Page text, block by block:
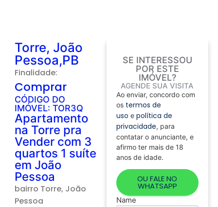
Torre, João
Pessoa,PB
Finalidade:
Comprar
CÓDIGO DO
IMÓVEL: TOR3Q
Apartamento
na Torre pra
Vender com 3
quartos 1 suíte
em João
Pessoa
bairro Torre, João
Pessoa
SE INTERESSOU
POR ESTE
IMÓVEL?
AGENDE SUA VISITA
Ao enviar, concordo com
os termos de
uso e política de
privacidade, para
contatar o anunciante, e
afirmo ter mais de 18
anos de idade.
OU FALE NO
WHATSAPP
Name